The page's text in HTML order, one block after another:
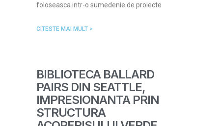
foloseasca intr-o sumedenie de proiecte
CITESTE MAI MULT >
BIBLIOTECA BALLARD
PAIRS DIN SEATTLE,
IMPRESIONANTA PRIN
STRUCTURA